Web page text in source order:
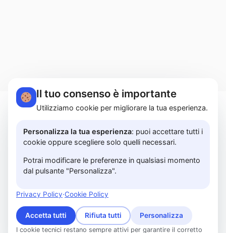
183A - 84129 Salerno | P.I. 05614850658 |
© 2026 www.martuccihome.com —
Il tuo consenso è importante
Utilizziamo cookie per migliorare la tua esperienza.
Personalizza la tua esperienza: puoi accettare tutti i
cookie oppure scegliere solo quelli necessari.
Potrai modificare le preferenze in qualsiasi momento
dal pulsante "Personalizza".
Privacy Policy·Cookie Policy
Accetta tutti Rifiuta tutti Personalizza
I cookie tecnici restano sempre attivi per garantire il corretto